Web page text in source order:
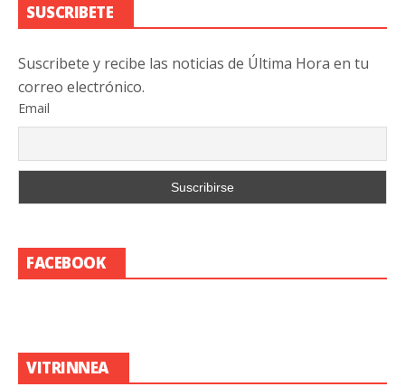
SUSCRIBETE
Suscribete y recibe las noticias de Última Hora en tu
correo electrónico.
Email
FACEBOOK
VITRINNEA